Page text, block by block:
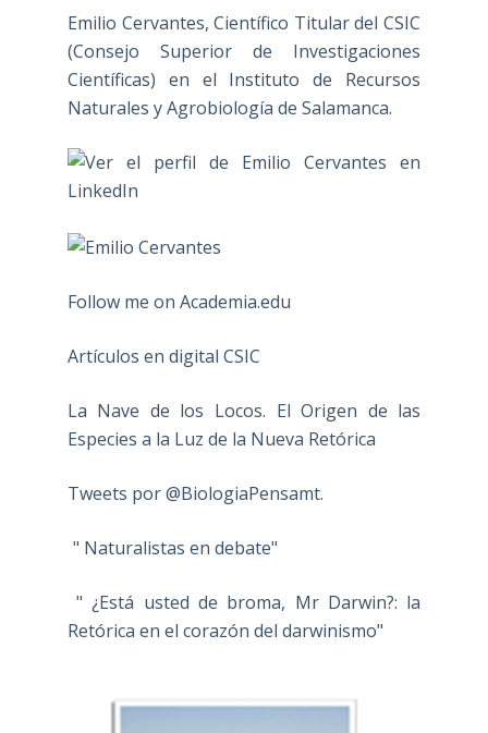
Emilio Cervantes, Científico Titular del CSIC
(Consejo Superior de Investigaciones
Científicas) en el Instituto de Recursos
Naturales y Agrobiología de Salamanca.
Follow me on Academia.edu
Artículos en digital CSIC
La Nave de los Locos. El Origen de las
Especies a la Luz de la Nueva Retórica
Tweets por @BiologiaPensamt.
" Naturalistas en debate"
" ¿Está usted de broma, Mr Darwin?: la
Retórica en el corazón del darwinismo"